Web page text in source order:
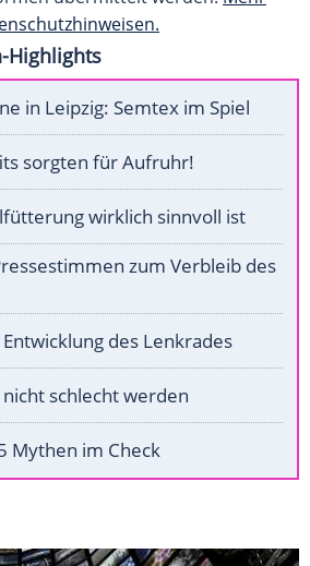
Highlights
in Leipzig: Semtex im Spiel
sorgten für Aufruhr!
wirklich sinnvoll ist
zum Verbleib des
des Lenkrades
schlecht werden
Mythen im Check